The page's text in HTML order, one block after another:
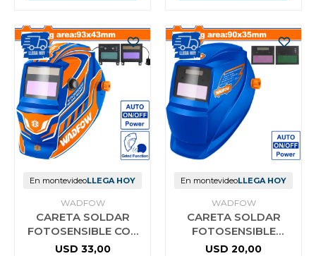
En montevideoLLEGA HOY
WADFOW
CARETA SOLDAR
FOTOSENSIBLE CON
REGULADOR
USD 33,00
En montevideoLLEGA HOY
WADFOW
CARETA SOLDAR
FOTOSENSIBLE
WADFOW WWH2501
USD 20,00